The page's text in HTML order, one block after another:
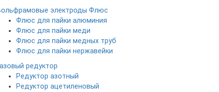
электроды Флюс
Флюс для пайки алюминия
Флюс для пайки меди
Флюс для пайки медных труб
Флюс для пайки нержавейки
редуктор
Редуктор азотный
Редуктор ацетиленовый